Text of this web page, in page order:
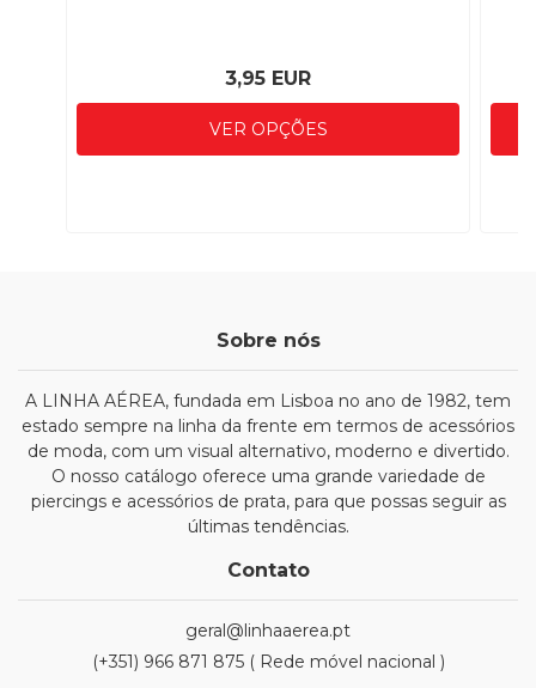
3,95 EUR
VER OPÇÕES
Sobre nós
A LINHA AÉREA, fundada em Lisboa no ano de 1982, tem
estado sempre na linha da frente em termos de acessórios
de moda, com um visual alternativo, moderno e divertido.
O nosso catálogo oferece uma grande variedade de
piercings e acessórios de prata, para que possas seguir as
últimas tendências.
Contato
geral@linhaaerea.pt
(+351) 966 871 875 ( Rede móvel nacional )